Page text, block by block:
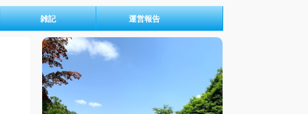
雑記 運営報告